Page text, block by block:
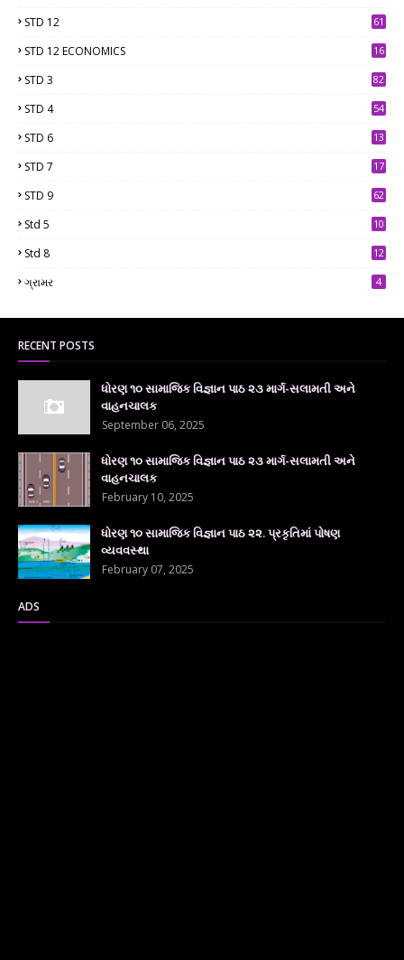
STD 12
61
STD 12 ECONOMICS 16
STD 3 82
STD 4 54
STD 6
13
STD 7
17
STD 9 62
Std 5
10
Std 8
12
ગ્રામર 4
RECENT POSTS
ધોરણ ૧૦ સામાજિક વિજ્ઞાન પાઠ ૨૩ માર્ગ-સલામતી અને
વાહનચાલક
September 06, 2025
ધોરણ ૧૦ સામાજિક વિજ્ઞાન પાઠ ૨૩ માર્ગ-સલામતી અને
વાહનચાલક
February 10, 2025
ધોરણ ૧૦ સામાજિક વિજ્ઞાન પાઠ ૨૨. પ્રકૃતિમાં પોષણ
વ્યવવસ્થા
February 07, 2025
ADS